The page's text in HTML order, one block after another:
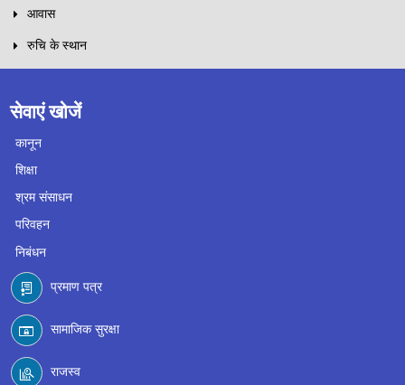
आवास
रुचि के स्थान
सेवाएं खोजें
कानून
शिक्षा
श्रम संसाधन
परिवहन
निबंधन
प्रमाण पत्र
सामाजिक सुरक्षा
राजस्व